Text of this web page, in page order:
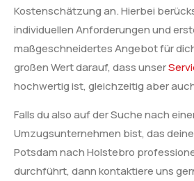
Kostenschätzung an. Hierbei
individuellen Anforderungen und
maßgeschneidertes Angebot für
großen Wert darauf, dass unser
hochwertig ist, gleichzeitig aber
Falls du also auf der Suche nach
Umzugsunternehmen bist, das
Potsdam nach Holstebro
durchführt, dann kontaktiere uns